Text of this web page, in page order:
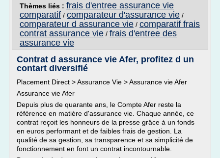
Thèmes liés : frais d'entree assurance vie
comparatif / comparateur d'assurance vie /
comparateur d assurance vie / comparatif frais
contrat assurance vie / frais d'entree des
assurance vie
Contrat d assurance vie Afer, profitez d un
contart diversifié
Placement Direct > Assurance Vie > Assurance vie Afer
Assurance vie Afer
Depuis plus de quarante ans, le Compte Afer reste la
référence en matière d'assurance vie. Chaque année, ce
contrat reçoit les honneurs de la presse grâce à un fonds
en euros performant et de faibles frais de gestion. La
qualité de sa gestion, sa transparence et sa simplicité de
fonctionnement en font un contrat incontournable.